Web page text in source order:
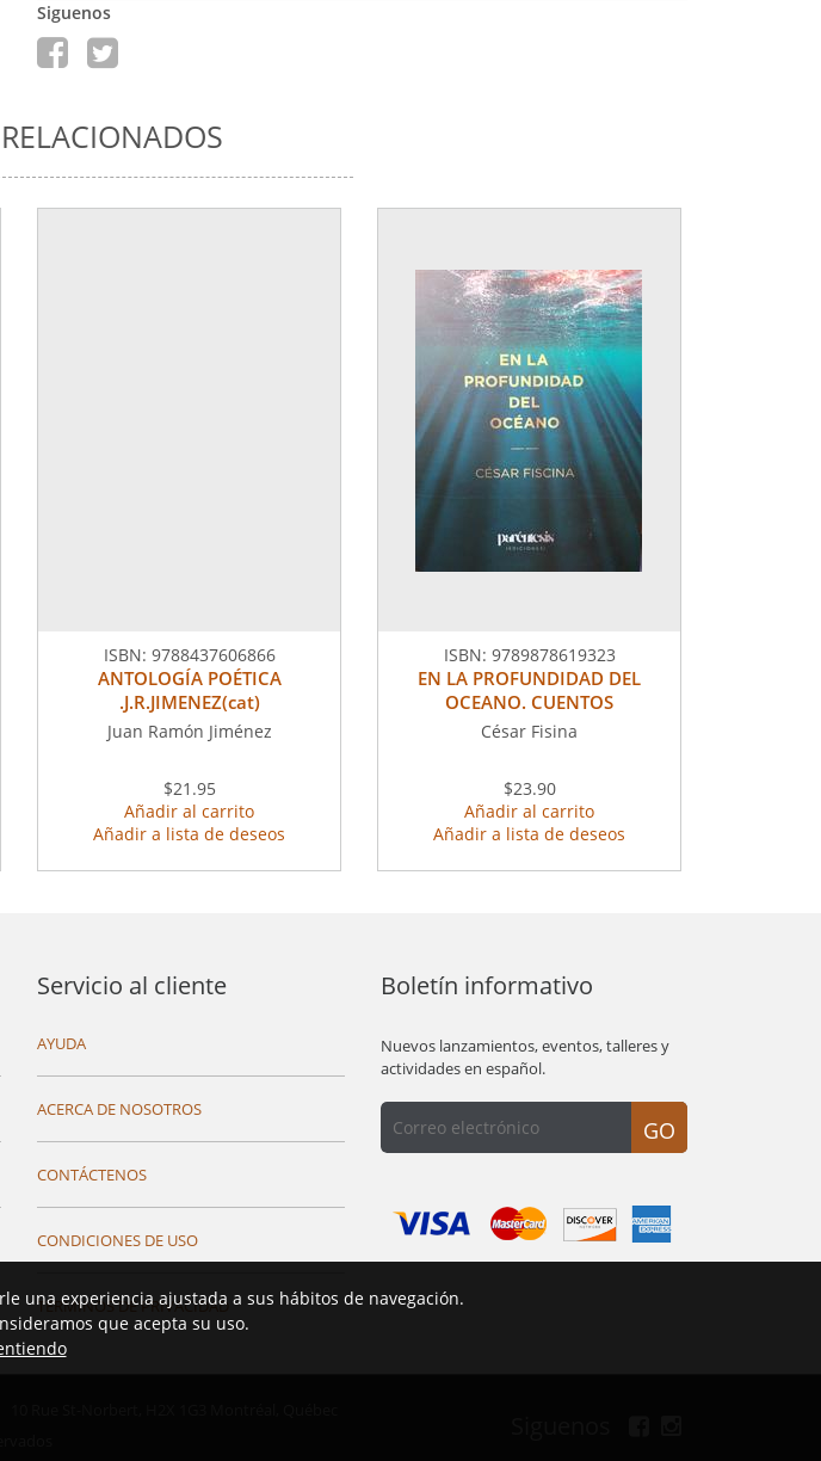
Siguenos
ISBN: 9788437606866
ANTOLOGÍA POÉTICA
.J.R.JIMENEZ(cat)
Juan Ramón Jiménez
$21.95
Añadir al carrito
Añadir a lista de deseos
ISBN: 9789878619323
EN LA PROFUNDIDAD DEL
OCEANO. CUENTOS
César Fisina
$23.90
Añadir al carrito
Añadir a lista de deseos
Servicio al cliente
AYUDA
ACERCA DE NOSOTROS
CONTÁCTENOS
CONDICIONES DE USO
TÉRMINOS DE PRIVACIDAD
Boletín informativo
Nuevos lanzamientos, eventos, talleres y
actividades en español.
GO
una experiencia ajustada a sus hábitos de navegación.
que acepta su uso.